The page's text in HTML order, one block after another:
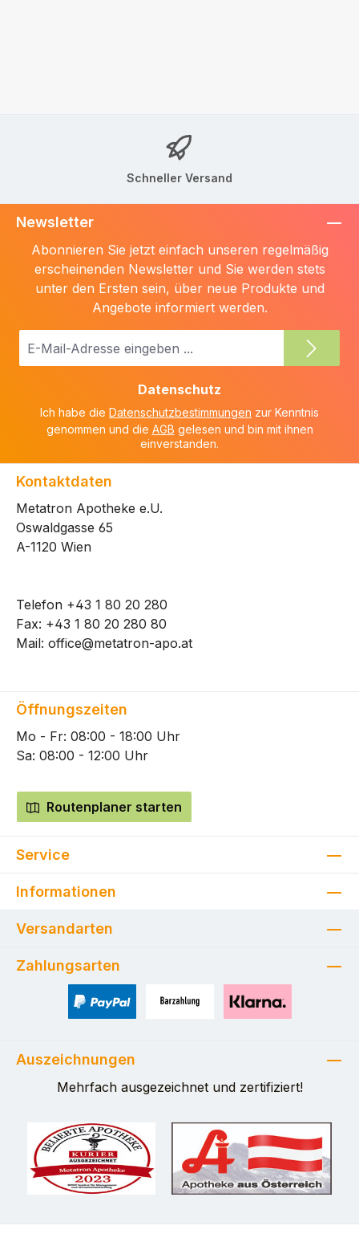
Schneller Versand
Newsletter
Abonnieren Sie jetzt einfach unseren regelmäßig
erscheinenden Newsletter und Sie werden stets
unter den Ersten sein, über neue Produkte und
Angebote informiert werden.
E-
Datenschutz
Ich habe die Datenschutzbestimmungen zur Kenntnis
genommen und die AGB gelesen und bin mit ihnen
einverstanden.
Kontaktdaten
Metatron Apotheke e.U.
Oswaldgasse 65
A-1120 Wien
Telefon +43 1 80 20 280
Fax: +43 1 80 20 280 80
Mail: office@metatron-apo.at
Öffnungszeiten
Mo - Fr: 08:00 - 18:00 Uhr
Sa: 08:00 - 12:00 Uhr
Routenplaner starten
Service
Informationen
Versandarten
Zahlungsarten
Auszeichnungen
Mehrfach ausgezeichnet und zertifiziert!